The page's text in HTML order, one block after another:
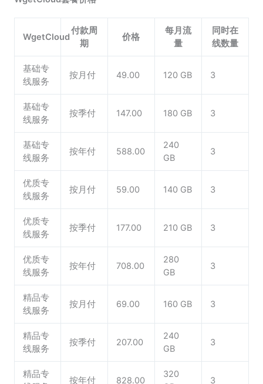
WgetCloud
付款周
期
价格
每月流
量
同时在
线数量
基础专
线服务
按月付 49.00 120 GB 3
基础专
线服务
按季付 147.00 180 GB 3
基础专
线服务
按年付 588.00
240
GB
3
优质专
线服务
按月付 59.00 140 GB 3
优质专
线服务
按季付 177.00 210 GB 3
优质专
线服务
按年付 708.00
280
GB
3
精品专
线服务
按月付 69.00 160 GB 3
精品专
线服务
按季付 207.00
240
GB
3
精品专
按年付 828.00
320
3